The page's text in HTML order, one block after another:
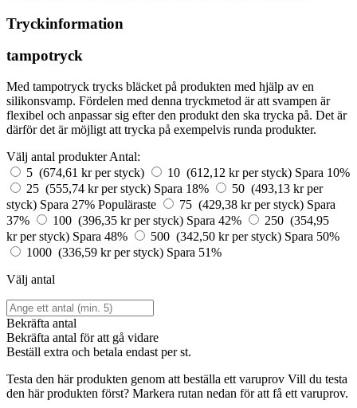
Tryckinformation
tampotryck
Med tampotryck trycks bläcket på produkten med hjälp av en
silikonsvamp. Fördelen med denna tryckmetod är att svampen är
flexibel och anpassar sig efter den produkt den ska trycka på. Det är
därför det är möjligt att trycka på exempelvis runda produkter.
Välj antal produkter Antal:
5 (674,61 kr per styck)
10 (612,12 kr per styck) Spara 10%
25 (555,74 kr per styck) Spara 18%
50 (493,13 kr per
styck) Spara 27% Populäraste 75 (429,38 kr per styck) Spara
37%
100 (396,35 kr per styck) Spara 42%
250 (354,95
kr per styck) Spara 48% 500 (342,50 kr per styck) Spara 50%
1000 (336,59 kr per styck) Spara 51%
Välj antal
Bekräfta antal
Bekräfta antal för att gå vidare
Beställ extra och betala endast per st.
Testa den här produkten genom att beställa ett varuprov Vill du testa
den här produkten först? Markera rutan nedan för att få ett varuprov.